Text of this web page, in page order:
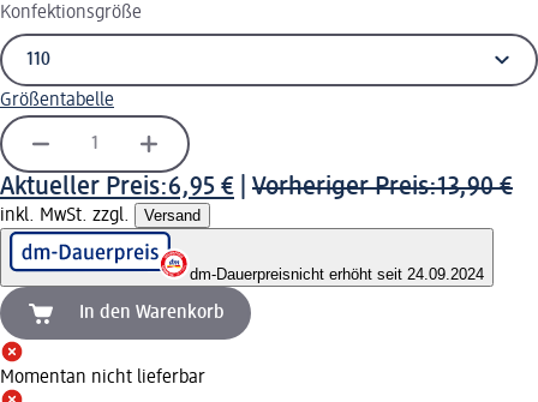
Konfektionsgröße
Größentabelle
Aktueller Preis:6,95 € Vorheriger Preis:13,90 €
inkl. MwSt. zzgl. Versand
dm-Dauerpreisnicht erhöht seit 24.09.2024
In den Warenkorb
Momentan nicht lieferbar